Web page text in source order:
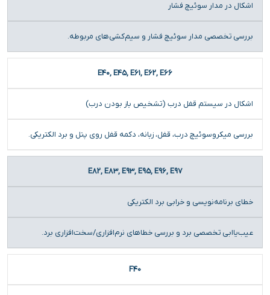
اشکال در مدار سوئیچ فشار
بررسی تخصصی مدار سوئیچ فشار و سیم‌کشی‌های مربوطه.
E40, E45, E61, E62, E66
اشکال در سیستم قفل درب (تشخیص باز بودن درب)
بررسی میکروسوئیچ درب، قفل، زبانه، دکمه قفل روی پنل و برد الکتریکی.
E82, E83, E93, E95, E96, E97
خطای برنامه‌نویسی و خرابی برد الکتریکی
عیب‌یاابی تخصصی برد و بررسی خطاهای نرم‌افزاری/سخت‌افزاری برد.
F40